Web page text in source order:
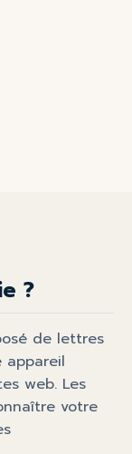
?
de lettres
web. Les
votre